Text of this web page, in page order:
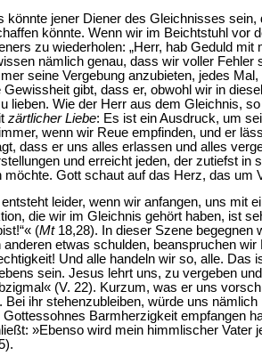
könnte jener Diener des Gleichnisses
könnte. Wenn wir im Beichtstuhl vor
zu wiederholen: „Herr, hab Geduld
nämlich genau, dass wir voller
seine Vergebung anzubieten, jedes
Gewissheit gibt, dass er, obwohl wir in
lieben. Wie der Herr aus dem Gleichnis,
zärtlicher Liebe: Es ist ein Ausdruck, um
wenn wir Reue empfinden, und er
dass er uns alles erlassen und alles
und erreicht jeden, der zutiefst
möchte. Gott schaut auf das Herz, das um
leider, wenn wir anfangen, uns mit
die wir im Gleichnis gehört haben, ist
(Mt18,28). In dieser Szene begegnen
anderen etwas schulden, beanspruchen
Und alle handeln wir so, alle. Das
sein. Jesus lehrt uns, zu vergeben
(V. 22). Kurzum, was er uns
Bei ihr stehenzubleiben, würde uns
Gottessohnes Barmherzigkeit empfangen
»Ebenso wird mein himmlischer Vater